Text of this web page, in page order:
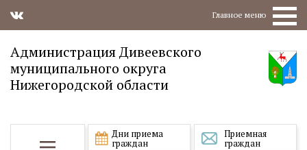
Главное меню
Администрация Дивеевского
муниципального округа
Нижегородской области
Дни приема
граждан
Приемная
граждан